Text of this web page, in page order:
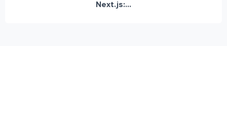
Next.js:...